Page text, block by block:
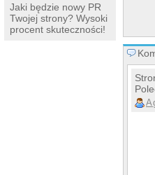
Jaki będzie nowy PR
Twojej strony? Wysoki
procent skuteczności!